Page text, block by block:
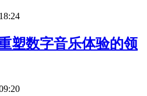
塑数字音乐体验的领